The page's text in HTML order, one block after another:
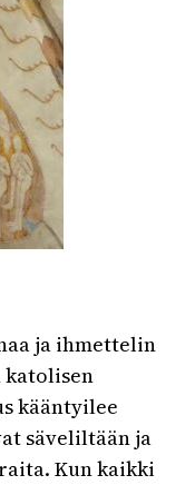
ja ihmettelin
kääntyilee
säveliltään ja
Kun kaikki